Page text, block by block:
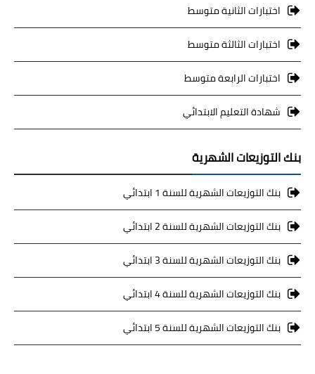
اختبارات الثانية متوسط
اختبارات الثالثة متوسط
اختبارات الرابعة متوسط
شهادة التعليم الابتدائي
بنك التوزيعات الشهرية
بنك التوزيعات الشهرية للسنة 1 ابتدائي
بنك التوزيعات الشهرية للسنة 2 ابتدائي
بنك التوزيعات الشهرية للسنة 3 ابتدائي
بنك التوزيعات الشهرية للسنة 4 ابتدائي
بنك التوزيعات الشهرية للسنة 5 ابتدائي